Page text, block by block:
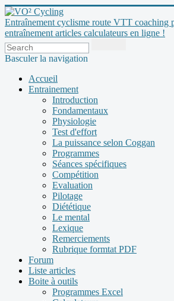
Entraînement cyclisme route VTT coaching
entraînement articles calculateurs en ligne !
Basculer la navigation
Accueil
Entrainement
Introduction
Fondamentaux
Physiologie
Test d'effort
La puissance selon Coggan
Programmes
Séances spécifiques
Compétition
Evaluation
Pilotage
Diététique
Le mental
Lexique
Remerciements
Rubrique formtat PDF
Forum
Liste articles
Boite à outils
Programmes Excel